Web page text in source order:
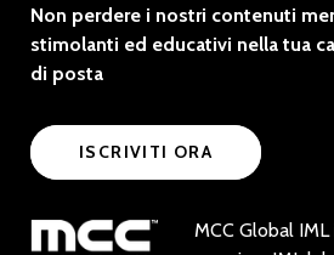
Non perdere i nostri contenuti
stimolanti ed educativi nella tua
di posta
ISCRIVITI ORA
MCC Global